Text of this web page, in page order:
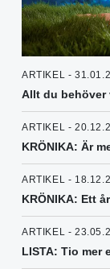
ARTIKEL -
Allt du behöver
ARTIKEL -
KRÖNIKA: Är
ARTIKEL -
KRÖNIKA: Ett
ARTIKEL -
LISTA: Tio mer